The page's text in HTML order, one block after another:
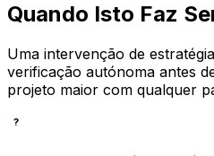
Quando Isto Faz
Uma intervenção de
verificação autónoma antes
projeto maior com qualquer
?